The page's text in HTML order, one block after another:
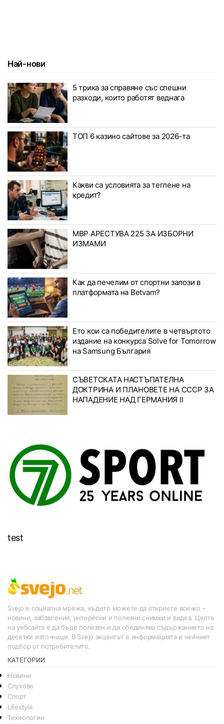
Най-нови
5 трика за справяне със спешни
разходи, които работят веднага
ТОП 6 казино сайтове за 2026-та
Какви са условията за теглене на
кредит?
МВР АРЕСТУВА 225 ЗА ИЗБОРНИ
ИЗМАМИ
Как да печелим от спортни залози в
платформата на Betvam?
Ето кои са победителите в четвъртото
издание на конкурса Solve for Tomorrow
на Samsung България
СЪВЕТСКАТА НАСТЪПАТЕЛНА
ДОКТРИНА И ПЛАНОВЕТЕ НА СССР ЗА
НАПАДЕНИЕ НАД ГЕРМАНИЯ II
test
Svejo е социална мрежа, където можете да откриете всичко –
новини, забавления, интересни и полезни снимки и видеа. Целта
на уебсайта е да бъде полезен и да обединява съдържанието на
десетки източници. В Svejo акцентът е информацията и нейният
подбор от потребителите.
КАТЕГОРИИ
Новини
Слухове
Спорт
Lifestyle
Технологии